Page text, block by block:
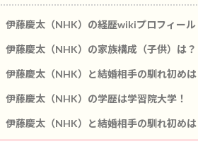
伊藤慶太（NHK）の経歴wikiプロフィール
伊藤慶太（NHK）の家族構成（子供）は？
伊藤慶太（NHK）と結婚相手の馴れ初めは
伊藤慶太（NHK）の学歴は学習院大学！
伊藤慶太（NHK）と結婚相手の馴れ初め